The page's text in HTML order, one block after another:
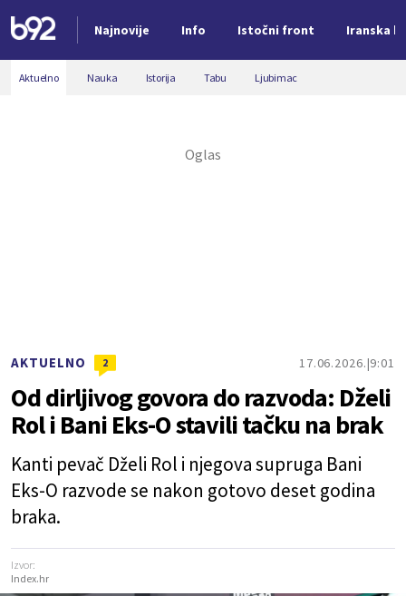
Najnovije Info Istočni front Iranska
Nova vest
Aktuelno Nauka Istorija Tabu Ljubimac
AKTUELNO 2 17.06.2026. 9:01
Od dirljivog govora do razvoda: Dželi
Rol i Bani Eks-O stavili tačku na brak
Kanti pevač Dželi Rol i njegova supruga Bani
Eks-O razvode se nakon gotovo deset godina
braka.
Izvor:
Index.hr